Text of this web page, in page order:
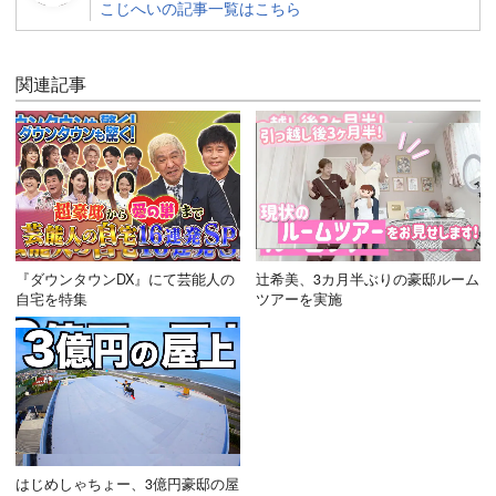
こじへいの記事一覧はこちら
関連記事
『ダウンタウンDX』にて芸能人の
自宅を特集
辻希美、3カ月半ぶりの豪邸ルーム
ツアーを実施
はじめしゃちょー、3億円豪邸の屋